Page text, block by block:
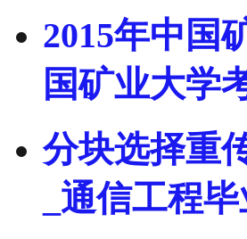
2015年中国
国矿业大学
分块选择重
_通信工程